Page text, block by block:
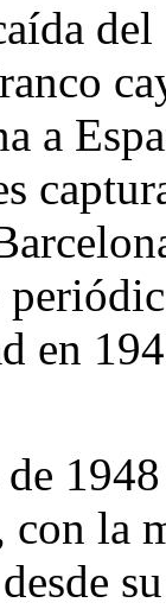
a
en
con la